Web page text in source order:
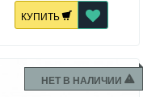
КУПИТЬ
НЕТ В НАЛИЧИИ